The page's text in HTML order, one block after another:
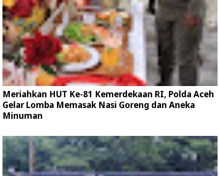
Meriahkan HUT Ke-81 Kemerdekaan RI, Polda Aceh
Gelar Lomba Memasak Nasi Goreng dan Aneka
Minuman